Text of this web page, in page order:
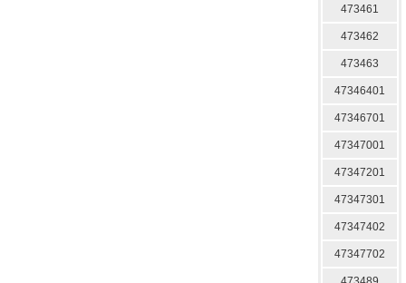
473461
473462
473463
47346401
47346701
47347001
47347201
47347301
47347402
47347702